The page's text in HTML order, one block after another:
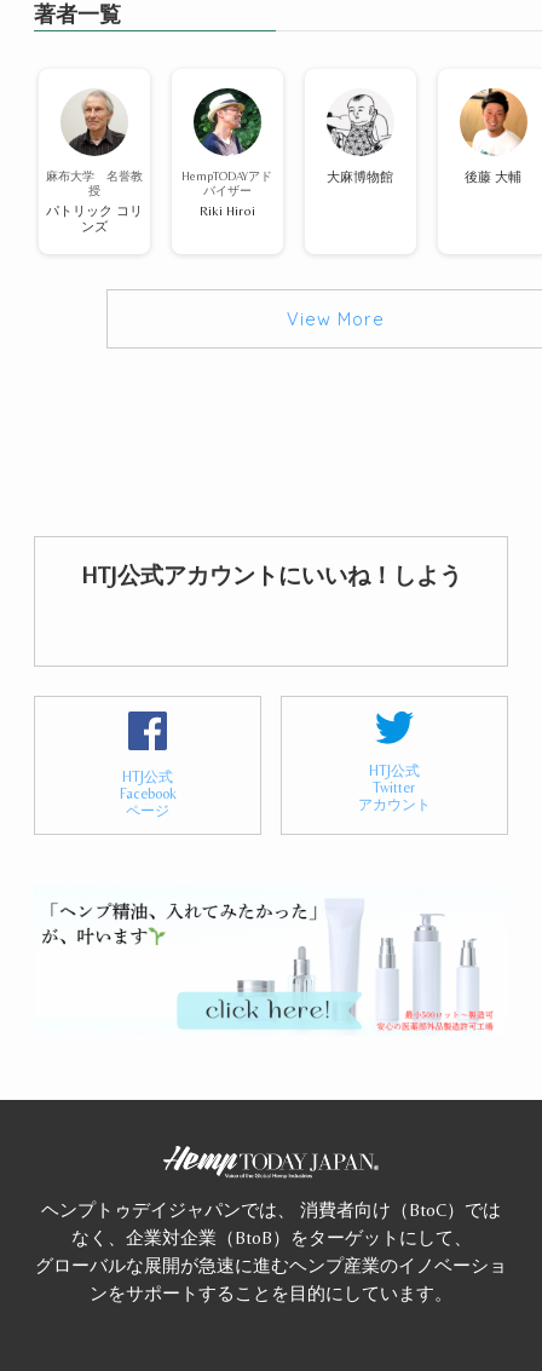
著者一覧
麻布大学 名誉教
授
パトリック コリ
ンズ
HempTODAYアド
バイザー
Riki Hiroi
大麻博物館 後藤 大輔
View More
HTJ公式アカウントにいいね！しよう
HTJ公式
Facebook
ページ
HTJ公式
Twitter
アカウント
ヘンプトゥデイジャパンでは、 消費者向け（BtoC）では
なく、企業対企業（BtoB）をターゲットにして、
グローバルな展開が急速に進むヘンプ産業のイノベーショ
ンをサポートすることを目的にしています。